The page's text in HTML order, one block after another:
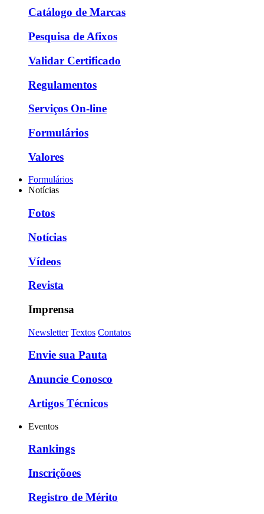
Catálogo de Marcas
Pesquisa de Afixos
Validar Certificado
Regulamentos
Serviços On-line
Formulários
Valores
Formulários
Notícias
Fotos
Notícias
Vídeos
Revista
Imprensa
Newsletter Textos Contatos
Envie sua Pauta
Anuncie Conosco
Artigos Técnicos
Eventos
Rankings
Inscriçõoes
Registro de Mérito